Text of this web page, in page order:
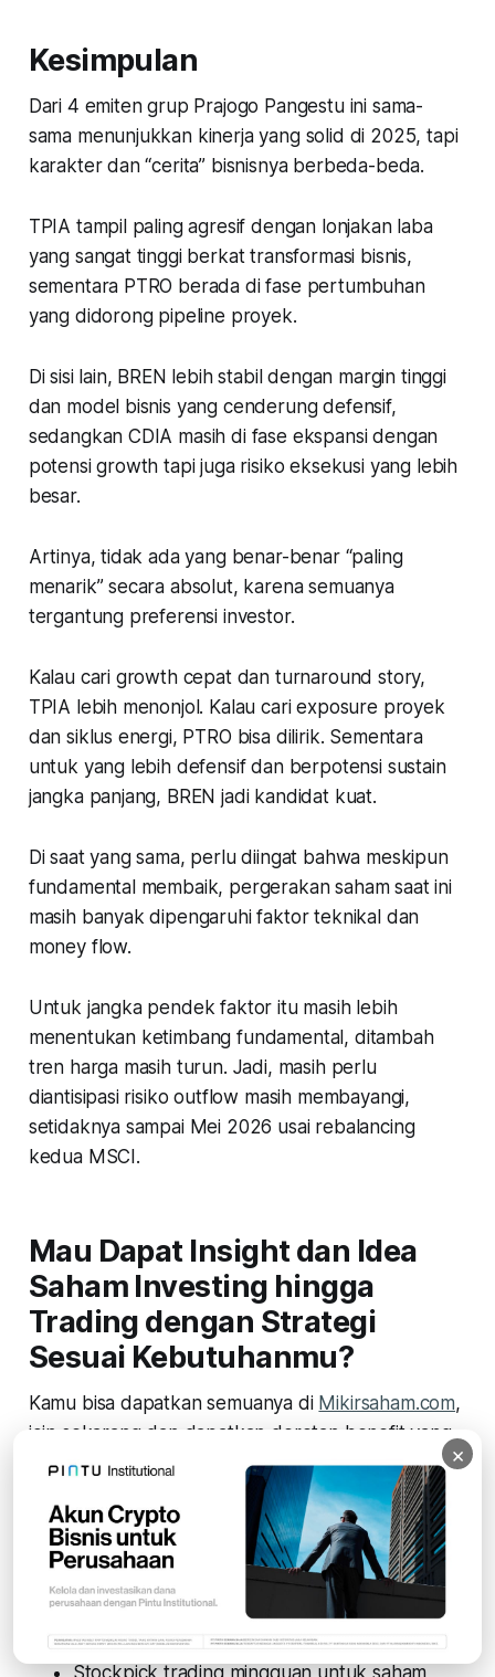
Kesimpulan
Dari 4 emiten grup Prajogo Pangestu ini sama-
sama menunjukkan kinerja yang solid di 2025, tapi
karakter dan “cerita” bisnisnya berbeda-beda.
TPIA tampil paling agresif dengan lonjakan laba
yang sangat tinggi berkat transformasi bisnis,
sementara PTRO berada di fase pertumbuhan
yang didorong pipeline proyek.
Di sisi lain, BREN lebih stabil dengan margin tinggi
dan model bisnis yang cenderung defensif,
sedangkan CDIA masih di fase ekspansi dengan
potensi growth tapi juga risiko eksekusi yang lebih
besar.
Artinya, tidak ada yang benar-benar “paling
menarik” secara absolut, karena semuanya
tergantung preferensi investor.
Kalau cari growth cepat dan turnaround story,
TPIA lebih menonjol. Kalau cari exposure proyek
dan siklus energi, PTRO bisa dilirik. Sementara
untuk yang lebih defensif dan berpotensi sustain
jangka panjang, BREN jadi kandidat kuat.
Di saat yang sama, perlu diingat bahwa meskipun
fundamental membaik, pergerakan saham saat ini
masih banyak dipengaruhi faktor teknikal dan
money flow.
Untuk jangka pendek faktor itu masih lebih
menentukan ketimbang fundamental, ditambah
tren harga masih turun. Jadi, masih perlu
diantisipasi risiko outflow masih membayangi,
setidaknya sampai Mei 2026 usai rebalancing
kedua MSCI.
Mau Dapat Insight dan Idea
Saham Investing hingga
Trading dengan Strategi
Sesuai Kebutuhanmu?
Kamu bisa dapatkan semuanya di Mikirsaham.com,
join sekarang dan dapatkan deretan benefit yang
membantumu investasi di saham seperti:
Stockpick Investing Saham Indonesia (Value,
Dividen, Growth, Contrarian) Update per
bulan
Stockpick mid-term (6 bulan - 2 tahun)
saham US(NEW)
×